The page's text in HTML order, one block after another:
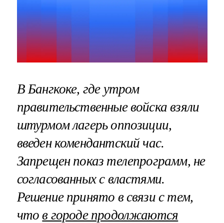
В Бангкоке, где утром
правительственные войска взяли
штурмом лагерь оппозиции,
введен комендантский час.
Запрещен показ телепрограмм, не
согласованных с властями.
Решение принято в связи с тем,
чтов городе продолжаются